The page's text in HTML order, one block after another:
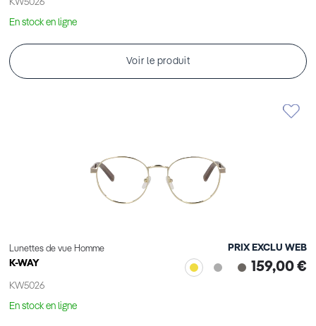
KW5026
En stock en ligne
Voir le produit
Lunettes de vue Homme
K-WAY
KW5026
PRIX EXCLU WEB
159,00 €
En stock en ligne